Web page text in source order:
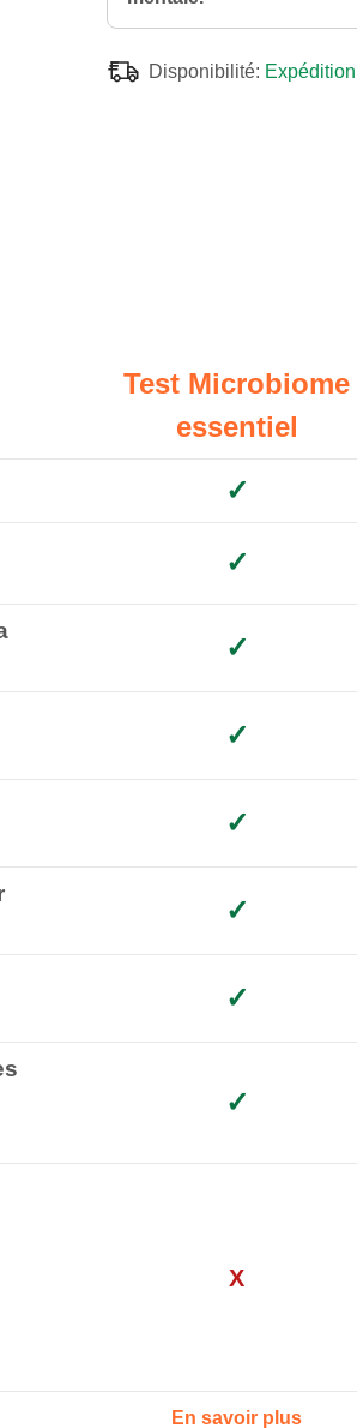
Disponibilité:
Test Microbiome
essentiel
✓
✓
✓
✓
✓
✓
✓
✓
X
En savoir plus